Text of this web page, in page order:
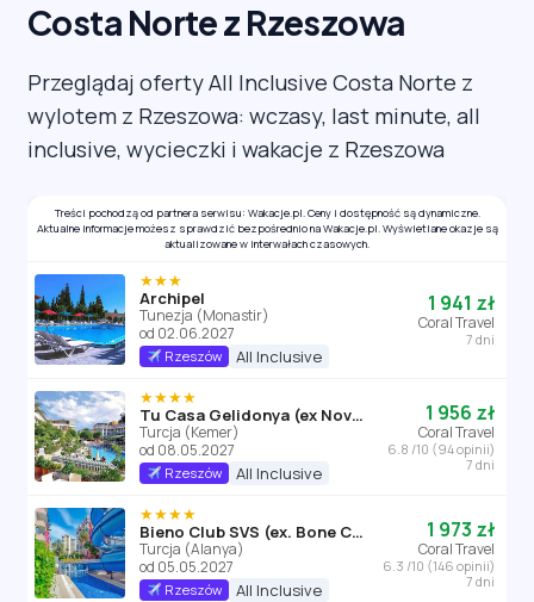
Costa Norte z Rzeszowa
Przeglądaj oferty All Inclusive Costa Norte z
wylotem z Rzeszowa: wczasy, last minute, all
inclusive, wycieczki i wakacje z Rzeszowa
Treści pochodzą od partnera serwisu: Wakacje.pl. Ceny i dostępność są dynamiczne.
Aktualne informacje możesz sprawdzić bezpośrednio na Wakacje.pl. Wyświetlane okazje są
aktualizowane w interwałach czasowych.
★★★
Archipel
Tunezja (Monastir)
od 02.06.2027
Rzeszów All Inclusive
1 941 zł
Coral Travel
7 dni
★★★★
Tu Casa Gelidonya (ex Novia)
Turcja (Kemer)
od 08.05.2027
Rzeszów All Inclusive
1 956 zł
Coral Travel
6.8 /10 (94 opinii)
7 dni
★★★★
Bieno Club SVS (ex. Bone Club Svs)
Turcja (Alanya)
od 05.05.2027
Rzeszów All Inclusive
1 973 zł
Coral Travel
6.3 /10 (146 opinii)
7 dni